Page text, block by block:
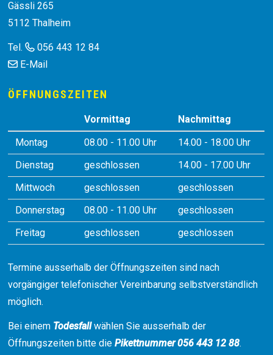
Gässli 265
5112 Thalheim
Tel.
056 443 12 84
E-Mail
ÖFFNUNGSZEITEN
Vormittag
Nachmittag
Montag
08.00 - 11.00 Uhr
14.00 - 18.00 Uhr
Dienstag
geschlossen
14.00 - 17.00 Uhr
Mittwoch
geschlossen
geschlossen
Donnerstag
08.00 - 11.00 Uhr
geschlossen
Freitag
geschlossen geschlossen
Termine ausserhalb der Öffnungszeiten sind nach
vorgängiger telefonischer Vereinbarung selbstverständlich
möglich.
Bei einem Todesfallwählen Sie ausserhalb der
Öffnungszeiten bitte diePikettnummer 056 443 12 88.